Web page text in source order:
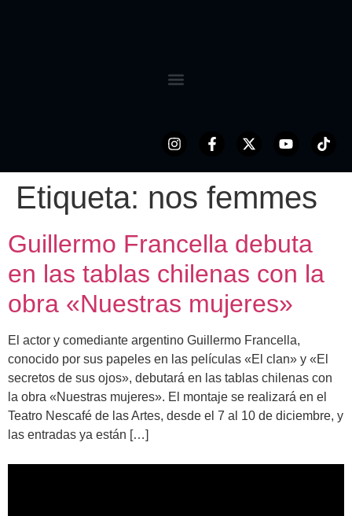
Etiqueta: nos femmes
Guillermo Francella debuta
en las tablas chilenas con la
obra «Nuestras mujeres»
El actor y comediante argentino Guillermo Francella,
conocido por sus papeles en las películas «El clan» y «El
secretos de sus ojos», debutará en las tablas chilenas con
la obra «Nuestras mujeres». El montaje se realizará en el
Teatro Nescafé de las Artes, desde el 7 al 10 de diciembre, y
las entradas ya están […]